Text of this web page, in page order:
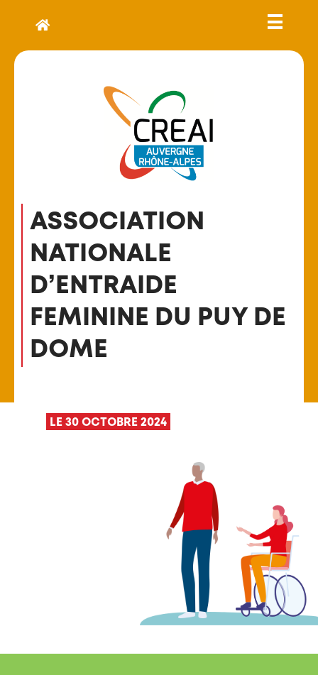
ASSOCIATION
NATIONALE
D’ENTRAIDE
FEMININE DU PUY DE
DOME
LE 30 OCTOBRE 2024